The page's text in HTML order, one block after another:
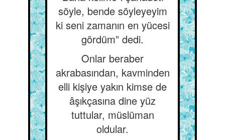
söyle, bende söyleyeyim
ki seni zamanın en yücesi
gördüm” dedi.
Onlar beraber
akrabasından, kavminden
elli kişiye yakın kimse de
âşıkçasına dine yüz
tuttular, müslüman
oldular.